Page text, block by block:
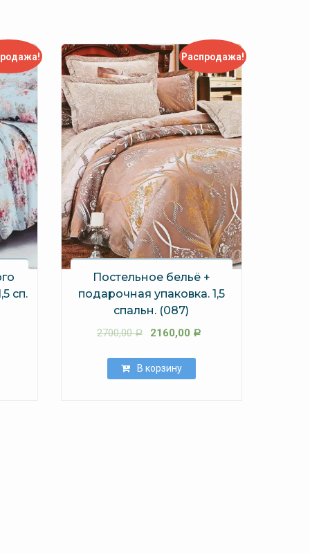
сп.
Распродажа!
Постельное бельё +
подарочная упаковка. 1,5
спальн. (087)
2700,00Р 2160,00 Р
В корзину